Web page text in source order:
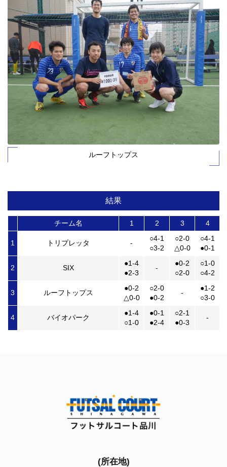
ルーフトップス
結果
チーム名 1 2 3 4
1 トリプレッタ -
○4-1
○3-2
○2-0
△0-0
○4-1
●0-1
2 SIX
●1-4
●2-3
-
●0-2
○2-0
○1-0
○4-2
3 ルーフトップス
●0-2
△0-0
○2-0
●0-2
-
●1-2
○3-0
4 バイオパーク
●1-4
○1-0
●0-1
●2-4
○2-1
●0-3
-
(所在地)